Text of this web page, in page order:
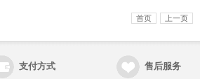
首页 上一页
支付方式 售后服务